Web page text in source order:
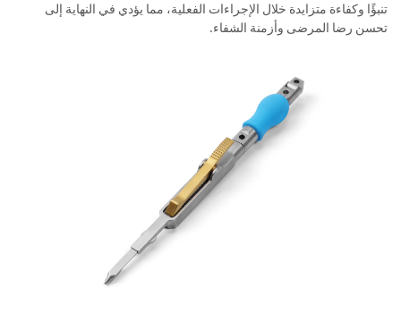
تنبؤًا وكفاءة متزايدة خلال الإجراءات الفعلية، مما يؤدي في النهاية إلى
تحسن رضا المرضى وأزمنة الشفاء.